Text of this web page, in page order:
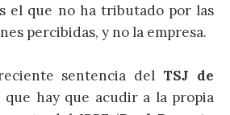
el que no ha tributado por las
percibidas, y no la empresa.
sentencia delTSJ de
que hay que acudir a la propia